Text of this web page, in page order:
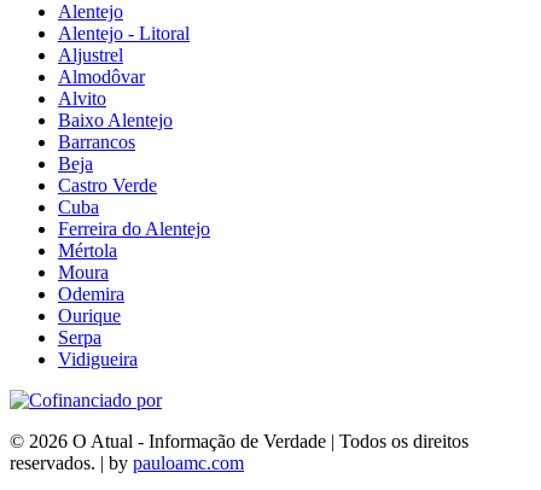
Alentejo
Alentejo - Litoral
Aljustrel
Almodôvar
Alvito
Baixo Alentejo
Barrancos
Beja
Castro Verde
Cuba
Ferreira do Alentejo
Mértola
Moura
Odemira
Ourique
Serpa
Vidigueira
© 2026 O Atual - Informação de Verdade | Todos os direitos
reservados. | by pauloamc.com